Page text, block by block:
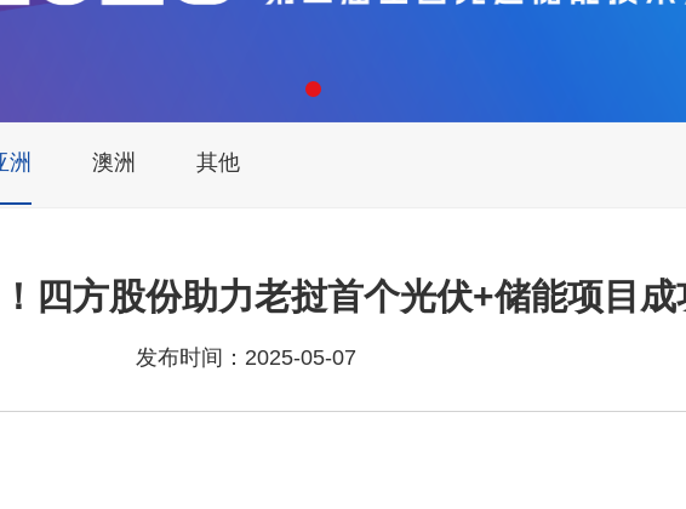
洲 澳洲 其他
四方股份助力老挝首个光伏+储能项目成
发布时间：2025-05-07